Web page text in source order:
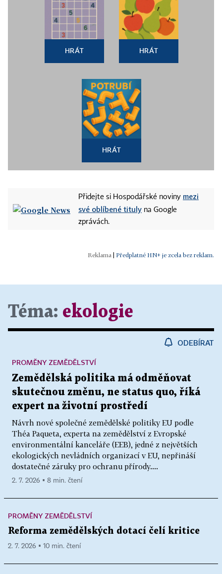
HRÁT HRÁT
HRÁT
Přidejte si Hospodářské noviny mezi
své oblíbené tituly na Google
zprávách.
Předplatné HN+ je zcela bez reklam.
Téma: ekologie
ODEBÍRAT
Zemědělská politika má odměňovat
skutečnou změnu, ne status quo, říká
expert na životní prostředí
Návrh nové společné zemědělské politiky EU podle
Théa Paqueta, experta na zemědělství z Evropské
environmentální kanceláře (EEB), jedné z největších
ekologických nevládních organizací v EU, nepřináší
dostatečné záruky pro ochranu přírody....
PROMĚNY ZEMĚDĚLSTVÍ
2. 7. 2026 ▪ 8 min. čtení
PROMĚNY ZEMĚDĚLSTVÍ
Reforma zemědělských dotací čelí kritice
2. 7. 2026 ▪ 10 min. čtení